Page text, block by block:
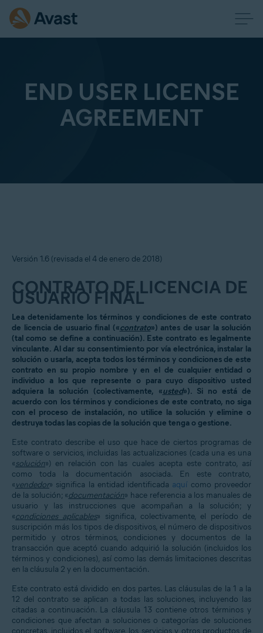
END USER LICENSE
AGREEMENT
Versión 1.6 (revisada el 4 de enero de 2018)
CONTRATO DE LICENCIA DE
USUARIO FINAL
Lea detenidamente los términos y condiciones de este contrato
de licencia de usuario final («contrato») antes de usar la solución
(tal como se define a continuación). Este contrato es legalmente
vinculante. Al dar su consentimiento por vía electrónica, instalar la
solución o usarla, acepta todos los términos y condiciones de este
contrato en su propio nombre y en el de cualquier entidad o
individuo a los que represente o para cuyo dispositivo usted
adquiera la solución (colectivamente, «usted»). Si no está de
acuerdo con los términos y condiciones de este contrato, no siga
con el proceso de instalación, no utilice la solución y elimine o
destruya todas las copias de la solución que tenga o gestione.
Este contrato describe el uso que hace de ciertos programas de
software o servicios, incluidas las actualizaciones (cada una es una
«solución») en relación con las cuales acepta este contrato, así
como toda la documentación asociada. En este contrato,
«vendedor» significa la entidad identificada aquí como proveedor
de la solución; «documentación» hace referencia a los manuales de
usuario y las instrucciones que acompañan a la solución; y
«condiciones aplicables» significa, colectivamente, el período de
suscripción más los tipos de dispositivos, el número de dispositivos
permitido y otros términos, condiciones y documentos de la
transacción que aceptó cuando adquirió la solución (incluidos los
términos y condiciones), así como las demás limitaciones descritas
en la cláusula 2 y en la documentación.
Este contrato está dividido en dos partes. Las cláusulas de la 1 a la
12 del contrato se aplican a todas las soluciones, incluyendo las
citadas a continuación. La cláusula 13 contiene otros términos y
condiciones que afectan a soluciones o categorías de soluciones
concretas, incluidos el software, los servicios y otros productos de